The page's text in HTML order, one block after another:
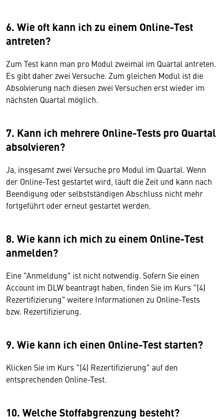
6. Wie oft kann ich zu einem Online-Test
antreten?
Zum Test kann man pro Modul zweimal im Quartal antreten.
Es gibt daher zwei Versuche. Zum gleichen Modul ist die
Absolvierung nach diesen zwei Versuchen erst wieder im
nächsten Quartal möglich.
7. Kann ich mehrere Online-Tests pro Quartal
absolvieren?
Ja, insgesamt zwei Versuche pro Modul im Quartal. Wenn
der Online-Test gestartet wird, läuft die Zeit und kann nach
Beendigung oder selbstständigen Abschluss nicht mehr
fortgeführt oder erneut gestartet werden.
8. Wie kann ich mich zu einem Online-Test
anmelden?
Eine "Anmeldung" ist nicht notwendig. Sofern Sie einen
Account im DLW beantragt haben, finden Sie im Kurs "(4)
Rezertifizierung" weitere Informationen zu Online-Tests
bzw. Rezertifizierung.
9. Wie kann ich einen Online-Test starten?
Klicken Sie im Kurs "(4) Rezertifizierung" auf den
entsprechenden Online-Test.
10. Welche Stoffabgrenzung besteht?